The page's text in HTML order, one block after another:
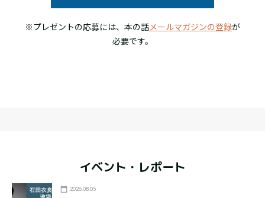
※プレゼントの応募には、本の話メールマガジンの登録が
必要です。
イベント・レポート
2026.08.05